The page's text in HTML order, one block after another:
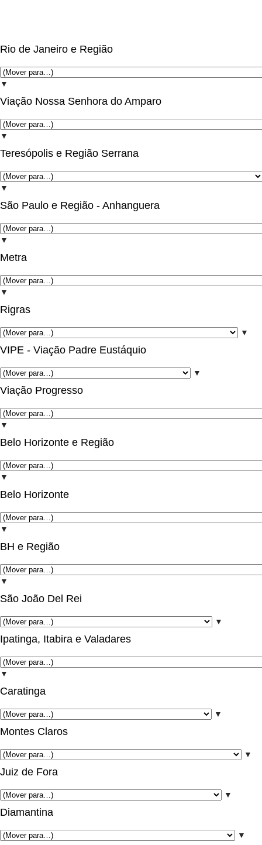
Rio de Janeiro e Região
▼
Viação Nossa Senhora do Amparo
▼
Teresópolis e Região Serrana
▼
São Paulo e Região - Anhanguera
▼
Metra
▼
Rigras
▼
VIPE - Viação Padre Eustáquio
▼
Viação Progresso
▼
Belo Horizonte e Região
▼
Belo Horizonte
▼
BH e Região
▼
São João Del Rei
▼
Ipatinga, Itabira e Valadares
▼
Caratinga
▼
Montes Claros
▼
Juiz de Fora
▼
Diamantina
▼